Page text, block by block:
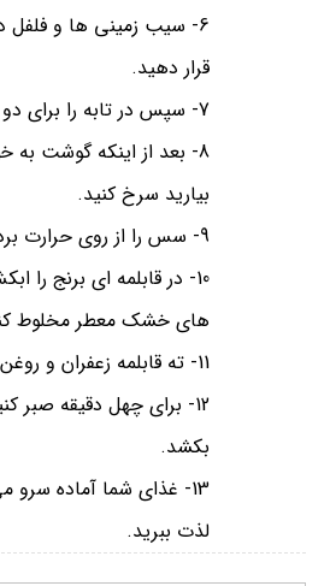
6- سیب زمینی ها و فلفل
قرار دهید.
7- سپس در تابه را برای دو ساعت ببندید.
8- بعد از اینکه گوشت به
بیارید سرخ کنید.
9- سس را از روی حرارت بردارید.
10- در قابلمه ای برنج را
های خشک معطر مخلوط
11- ته قابلمه زعفران و روغن بریزید.
12- برای چهل دقیقه صبر
بکشد.
13- غذای شما آماده
لذت ببرید.